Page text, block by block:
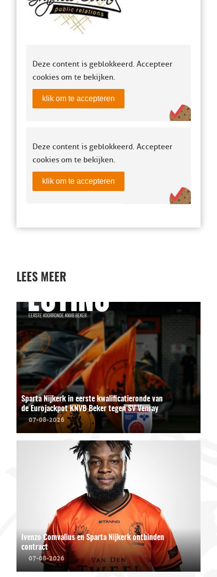
Deze content is geblokkeerd. Accepteer
cookies om te bekijken.
klik om te accepteren
Deze content is geblokkeerd. Accepteer
cookies om te bekijken.
klik om te accepteren
LEES MEER
Sparta Nijkerk in eerste kwalificatieronde van
de Eurojackpot KNVB Beker tegen SV Venray
07-08-2026
Ivenzo Comvalius en Sparta Nijkerk ontbinden
contract
07-08-2026